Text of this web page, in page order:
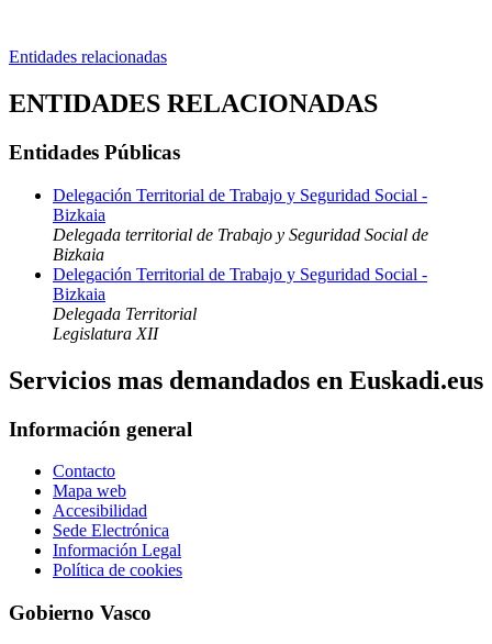
Entidades relacionadas
ENTIDADES RELACIONADAS
Entidades Públicas
Delegación Territorial de Trabajo y Seguridad Social -
Bizkaia
Delegada territorial de Trabajo y Seguridad Social de
Bizkaia
Delegación Territorial de Trabajo y Seguridad Social -
Bizkaia
Delegada Territorial
Legislatura XII
Servicios mas demandados en Euskadi.eus
Información general
Contacto
Mapa web
Accesibilidad
Sede Electrónica
Información Legal
Política de cookies
Gobierno Vasco